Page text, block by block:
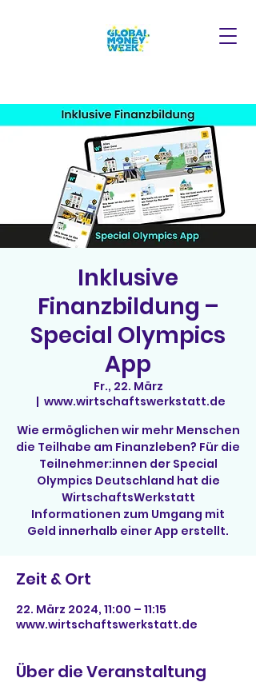
Inklusive
Finanzbildung –
Special Olympics
App
Fr., 22. März
  |
www.wirtschaftswerkstatt.de
Wie ermöglichen wir mehr Menschen
die Teilhabe am Finanzleben? Für die
Teilnehmer:innen der Special
Olympics Deutschland hat die
WirtschaftsWerkstatt
Informationen zum Umgang mit
Geld innerhalb einer App erstellt.
Zeit & Ort
22. März 2024, 11:00 – 11:15
www.wirtschaftswerkstatt.de
Über die Veranstaltung